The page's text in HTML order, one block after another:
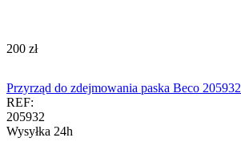
‍200‍ zł
Przyrząd do zdejmowania paska Beco 205932
REF:
205932
Wysyłka 24h